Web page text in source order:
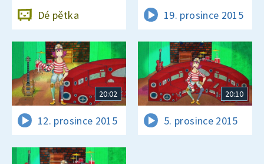
Dé pětka 19. prosince 2015
20:02
12. prosince 2015
20:10
5. prosince 2015